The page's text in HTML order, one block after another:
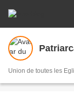
Union de toutes les